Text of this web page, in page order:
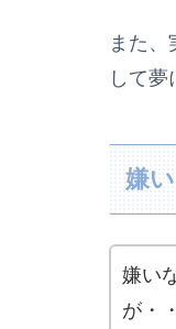
また、
して夢
嫌
嫌い
が・